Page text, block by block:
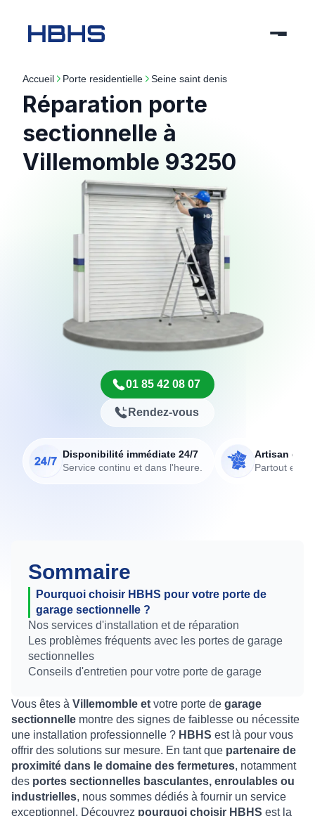
Accueil porte residentielle seine saint denis
Réparation porte
sectionnelle à
Villemomble 93250
01 85 42 08 07
Rendez-vous
Disponibilité immédiate 24/7
Service continu et dans l'heure.
Artisan de
Partout en
Sommaire
Pourquoi choisir HBHS pour votre porte de
garage sectionnelle ?
Nos services d'installation et de réparation
Les problèmes fréquents avec les portes de garage
sectionnelles
Conseils d'entretien pour votre porte de garage
Vous êtes à Villemomble et votre porte de garage
sectionnelle montre des signes de faiblesse ou nécessite
une installation professionnelle ? HBHS est là pour vous
offrir des solutions sur mesure. En tant que partenaire de
proximité dans le domaine des fermetures, notamment
des portes sectionnelles basculantes, enroulables ou
industrielles, nous sommes dédiés à fournir un service
exceptionnel. Découvrez pourquoi choisir HBHS est la